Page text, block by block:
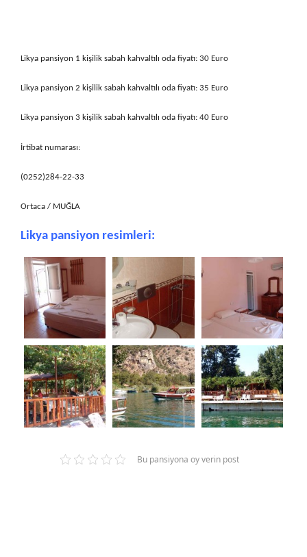
Likya pansiyon 1 kişilik sabah kahvaltılı oda fiyatı: 30 Euro
Likya pansiyon 2 kişilik sabah kahvaltılı oda fiyatı: 35 Euro
Likya pansiyon 3 kişilik sabah kahvaltılı oda fiyatı: 40 Euro
İrtibat numarası:
(0252)284-22-33
Ortaca / MUĞLA
Likya pansiyon resimleri:
Bu pansiyona oy verin post